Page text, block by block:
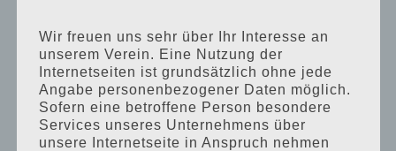
„Sie zogen unbeschwert aus, um
am Eidg. Musikfest teilzunehmen,
und sie kehrten als Halbzeit
Schweizermeister heim.
Wir freuen uns sehr über Ihr Interesse an
unserem Verein. Eine Nutzung der
Internetseiten ist grundsätzlich ohne jede
Angabe personenbezogener Daten möglich.
Sofern eine betroffene Person besondere
Services unseres Unternehmens über
unsere Internetseite in Anspruch nehmen